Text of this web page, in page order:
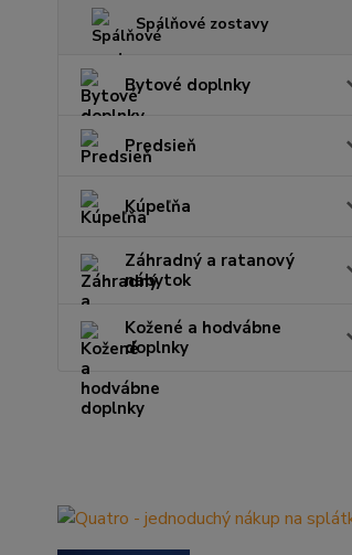
Spálňové zostavy
Bytové doplnky
Predsieň
Kúpeľňa
Záhradný a ratanový
nábytok
Kožené a hodvábne
doplnky